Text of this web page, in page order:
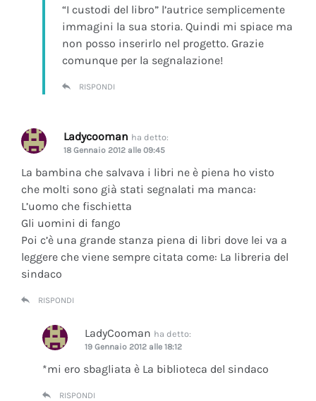
“I custodi del libro” l’autrice semplicemente
immagini la sua storia. Quindi mi spiace ma
non posso inserirlo nel progetto. Grazie
comunque per la segnalazione!
RISPONDI
Ladycooman ha detto:
18 Gennaio 2012 alle 09:45
La bambina che salvava i libri ne è piena ho visto
che molti sono già stati segnalati ma manca:
L’uomo che fischietta
Gli uomini di fango
Poi c’è una grande stanza piena di libri dove lei va a
leggere che viene sempre citata come: La libreria del
sindaco
RISPONDI
LadyCooman ha detto:
19 Gennaio 2012 alle 18:12
*mi ero sbagliata è La biblioteca del sindaco
RISPONDI